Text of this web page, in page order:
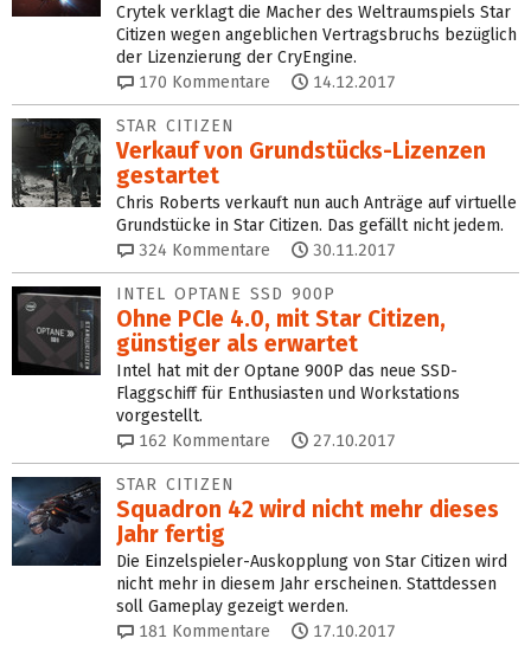
Crytek verklagt die Macher des Weltraumspiels Star
Citizen wegen angeblichen Vertragsbruchs bezüglich
der Lizenzierung der CryEngine.
170 Kommentare 14.12.2017
STAR CITIZEN
Verkauf von Grundstücks-Lizenzen
gestartet
Chris Roberts verkauft nun auch Anträge auf virtuelle
Grundstücke in Star Citizen. Das gefällt nicht jedem.
324 Kommentare 30.11.2017
INTEL OPTANE SSD 900P
Ohne PCIe 4.0, mit Star Citizen,
günstiger als erwartet
Intel hat mit der Optane 900P das neue SSD-
Flaggschiff für Enthusiasten und Workstations
vorgestellt.
162 Kommentare 27.10.2017
STAR CITIZEN
Squadron 42 wird nicht mehr dieses
Jahr fertig
Die Einzelspieler-Auskopplung von Star Citizen wird
nicht mehr in diesem Jahr erscheinen. Stattdessen
soll Gameplay gezeigt werden.
181 Kommentare 17.10.2017